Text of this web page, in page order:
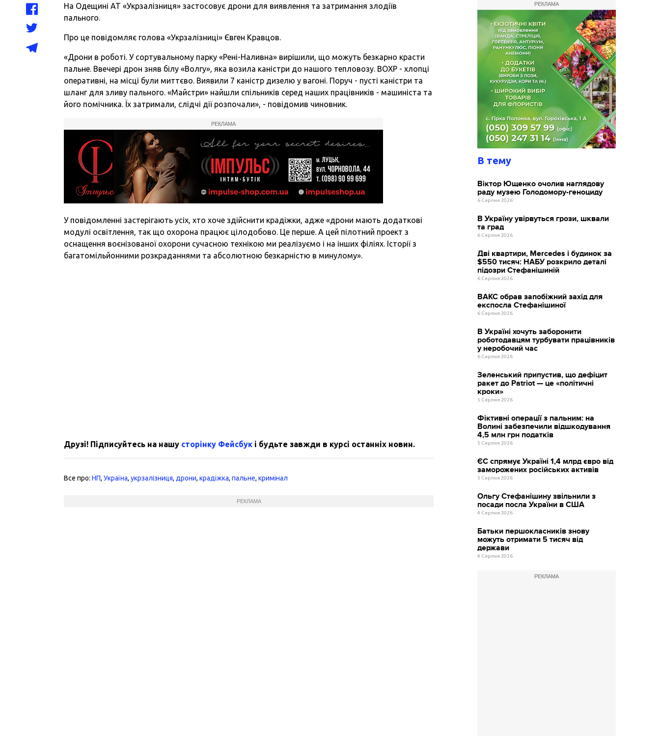
На Одещині АТ «Укрзалізниця» застосовує дрони для виявлення та затримання злодіїв
пального.
Про це повідомляє голова «Укрзалізниці» Євген Кравцов.
«Дрони в роботі. У сортувальному парку «Рені-Наливна» вирішили, що можуть безкарно красти
пальне. Ввечері дрон зняв білу «Волгу», яка возила каністри до нашого тепловозу. ВОХР - хлопці
оперативні, на місці були миттєво. Виявили 7 каністр дизелю у вагоні. Поруч - пусті каністри та
шланг для зливу пального. «Майстри» найшли спільників серед наших працівників - машиніста та
його помічника. Їх затримали, слідчі дії розпочали», - повідомив чиновник.
РЕКЛАМА
У повідомленні застерігають усіх, хто хоче здійснити крадіжки, адже «дрони мають додаткові
модулі освітлення, так що охорона працює цілодобово. Це перше. А цей пілотний проект з
оснащення воєнізованої охорони сучасною технікою ми реалізуємо і на інших філіях. Історії з
багатомільйонними розкраданнями та абсолютною безкарністю в минулому».
Друзі! Підписуйтесь на нашу сторінку Фейсбук і будьте завжди в курсі останніх новин.
Все про:НП,Україна,укрзалізниця, дрони,крадіжка,пальне,кримінал
РЕКЛАМА
РЕКЛАМА
В тему
Віктор Ющенко очолив наглядову
раду музею Голодомору-геноциду
6 Серпня 2026
В Україну увірвуться грози, шквали
та град
6 Серпня 2026
Дві квартири, Mercedes і будинок за
$550 тисяч: НАБУ розкрило деталі
підозри Стефанішиній
6 Серпня 2026
ВАКС обрав запобіжний захід для
експосла Стефанішиної
6 Серпня 2026
В Україні хочуть заборонити
роботодавцям турбувати працівників
у неробочий час
6 Серпня 2026
Зеленський припустив, що дефіцит
ракет до Patriot — це «політичні
кроки»
5 Серпня 2026
Фіктивні операції з пальним: на
Волині забезпечили відшкодування
4,5 млн грн податків
5 Серпня 2026
ЄС спрямує Україні 1,4 млрд євро від
заморожених російських активів
5 Серпня 2026
Ольгу Стефанішину звільнили з
посади посла України в США
4 Серпня 2026
Батьки першокласників знову
можуть отримати 5 тисяч від
держави
4 Серпня 2026
РЕКЛАМА